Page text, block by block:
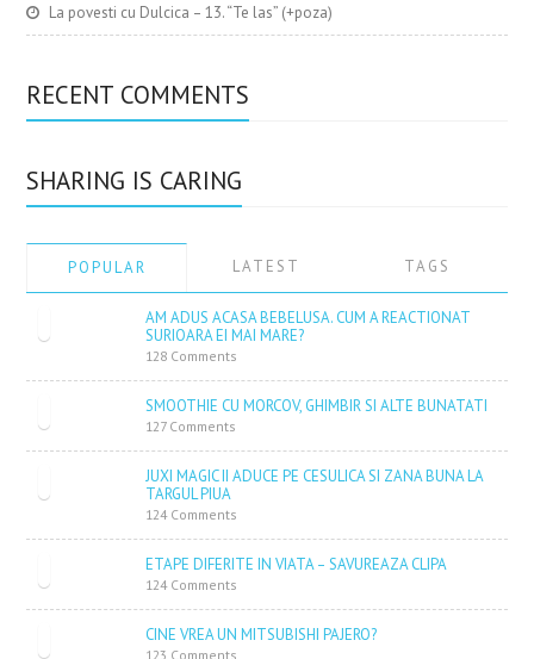
La povesti cu Dulcica – 13. “Te las” (+poza)
RECENT COMMENTS
SHARING IS CARING
POPULAR LATEST TAGS
AM ADUS ACASA BEBELUSA. CUM A REACTIONAT
SURIOARA EI MAI MARE?
128 Comments
SMOOTHIE CU MORCOV, GHIMBIR SI ALTE BUNATATI
127 Comments
JUXI MAGIC II ADUCE PE CESULICA SI ZANA BUNA LA
TARGUL PIUA
124 Comments
ETAPE DIFERITE IN VIATA – SAVUREAZA CLIPA
124 Comments
CINE VREA UN MITSUBISHI PAJERO?
123 Comments